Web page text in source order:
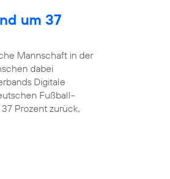
um 37
Mannschaft in der
dabei
Digitale
Fußball-
Prozent zurück,